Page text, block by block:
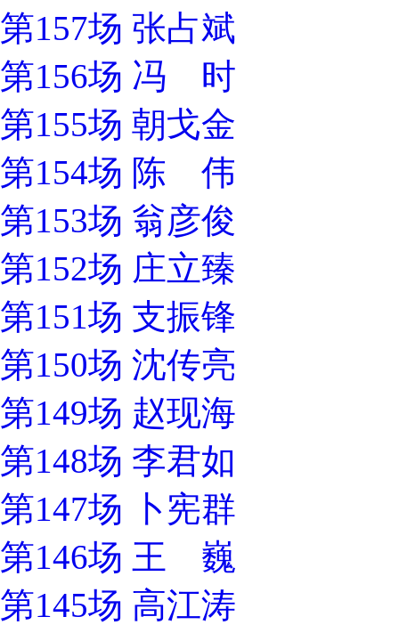
第157场 张占斌
第156场 冯 时
第155场 朝戈金
第154场 陈 伟
第153场 翁彦俊
第152场 庄立臻
第151场 支振锋
第150场 沈传亮
第149场 赵现海
第148场 李君如
第147场 卜宪群
第146场 王 巍
第145场 高江涛